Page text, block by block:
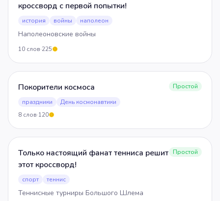
кроссворд с первой попытки!
история войны наполеон
Наполеоновские войны
10 слов·225
Покорители космоса
Простой
праздники
День космонавтики
8 слов·120
Только настоящий фанат тенниса решит
этот кроссворд!
Простой
спорт теннис
Теннисные турниры Большого Шлема